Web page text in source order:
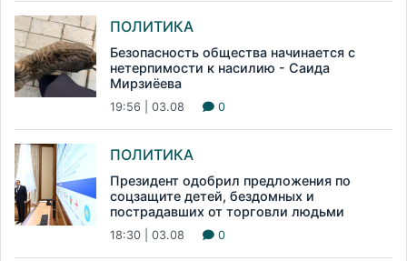
ПОЛИТИКА
Безопасность общества начинается с
нетерпимости к насилию - Саида
Мирзиёева
19:56 | 03.08 0
ПОЛИТИКА
Президент одобрил предложения по
соцзащите детей, бездомных и
пострадавших от торговли людьми
18:30 | 03.08 0